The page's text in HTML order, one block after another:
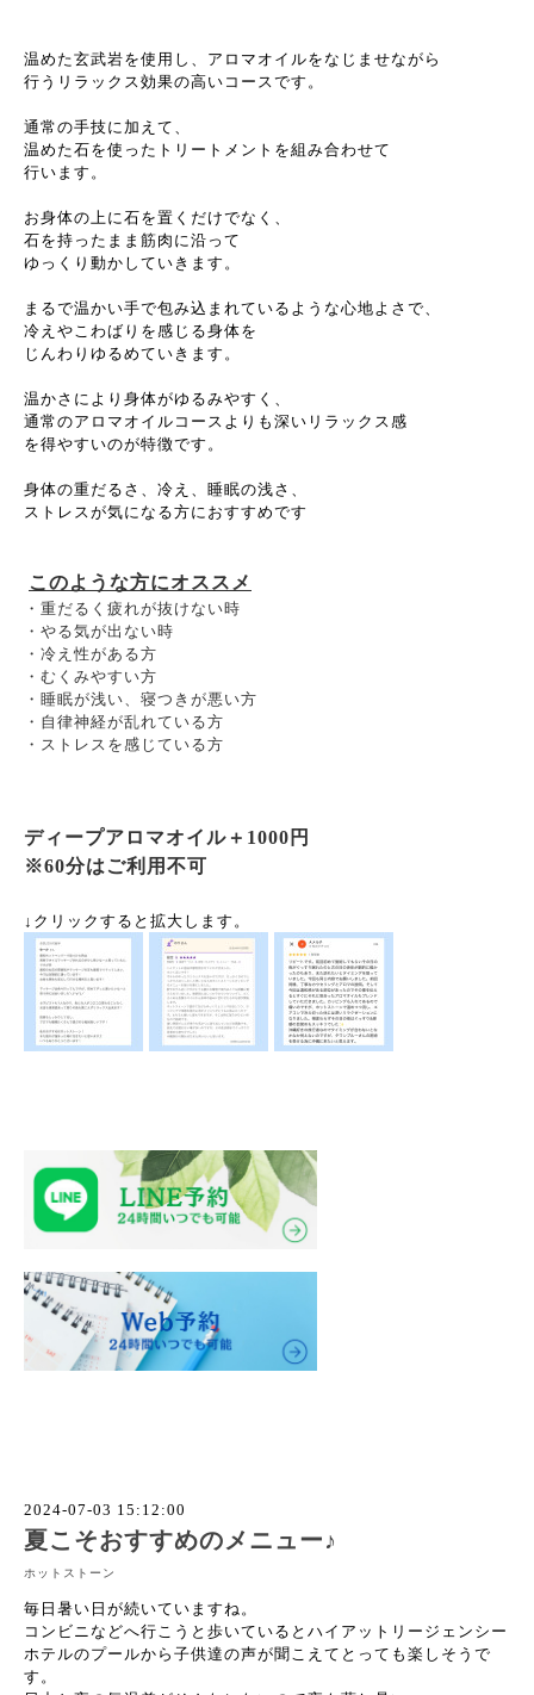
温めた玄武岩を使用し、アロマオイルをなじませながら
行うリラックス効果の高いコースです。
通常の手技に加えて、
温めた石を使ったトリートメントを組み合わせて
行います。
お身体の上に石を置くだけでなく、
石を持ったまま筋肉に沿って
ゆっくり動かしていきます。
まるで温かい手で包み込まれているような心地よさで、
冷えやこわばりを感じる身体を
じんわりゆるめていきます。
温かさにより身体がゆるみやすく、
通常のアロマオイルコースよりも深いリラックス感
を得やすいのが特徴です。
身体の重だるさ、冷え、睡眠の浅さ、
ストレスが気になる方におすすめです
このような方にオススメ
・重だるく疲れが抜けない時
・やる気が出ない時
・冷え性がある方
・むくみやすい方
・睡眠が浅い、寝つきが悪い方
・自律神経が乱れている方
・ストレスを感じている方
ディープアロマオイル＋1000円
※60分はご利用不可
↓クリックすると拡大します。
2024-07-03 15:12:00
夏こそおすすめのメニュー♪
ホットストーン
毎日暑い日が続いていますね。
コンビニなどへ行こうと歩いているとハイアットリージェンシー
ホテルのプールから子供達の声が聞こえてとっても楽しそうで
す。